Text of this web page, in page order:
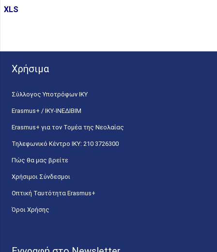
XLS
Χρήσιμα
Σύλλογος Υποτρόφων ΙΚΥ
Erasmus+ / ΙΚΥ-ΙΝΕΔΙΒΙΜ
Erasmus+ για τον Τομέα της Νεολαίας
Τηλεφωνικό Κέντρο IKY: 210 3726300
Πώς θα μας βρείτε
Χρήσιμοι Σύνδεσμοι
Οπτική Ταυτότητα Erasmus+
Όροι Χρήσης